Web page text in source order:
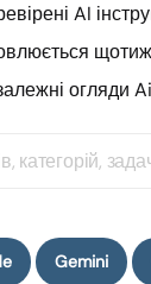
AI
огляди
Gemini